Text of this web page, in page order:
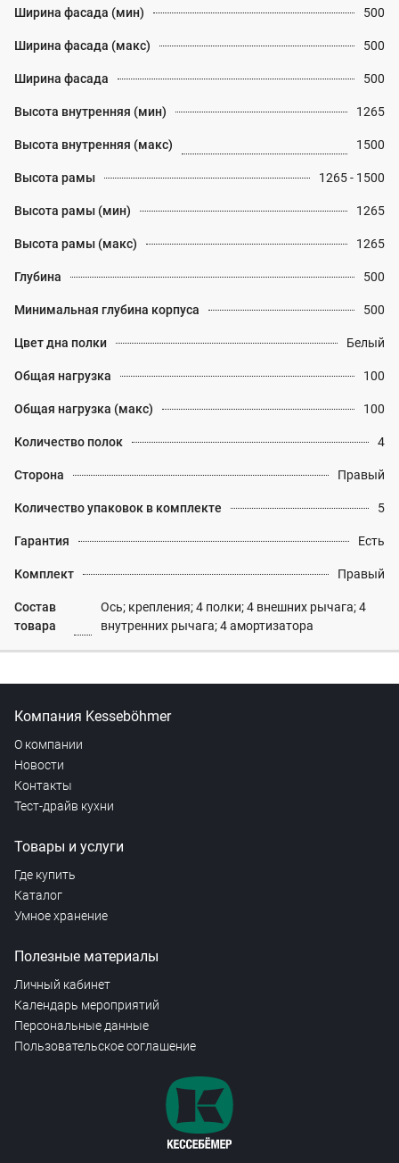
Ширина фасада (мин) 500
Ширина фасада (макс) 500
Ширина фасада 500
Высота внутренняя (мин) 1265
Высота внутренняя (макс) 1500
Высота рамы 1265 - 1500
Высота рамы (мин) 1265
Высота рамы (макс) 1265
Глубина 500
Минимальная глубина корпуса 500
Цвет дна полки Белый
Общая нагрузка 100
Общая нагрузка (макс) 100
Количество полок 4
Сторона Правый
Количество упаковок в комплекте 5
Гарантия Есть
Комплект Правый
Состав
товара
Ось; крепления; 4 полки; 4 внешних рычага; 4
внутренних рычага; 4 амортизатора
Компания Kesseböhmer
О компании
Новости
Контакты
Тест-драйв кухни
Товары и услуги
Где купить
Каталог
Умное хранение
Полезные материалы
Личный кабинет
Календарь мероприятий
Персональные данные
Пользовательское соглашение